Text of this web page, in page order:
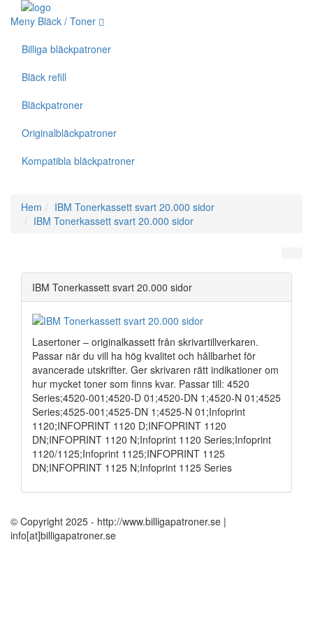
Meny Bläck / Toner
Billiga bläckpatroner
Bläck refill
Bläckpatroner
Originalbläckpatroner
Kompatibla bläckpatroner
Hem
IBM Tonerkassett svart 20.000 sidor
IBM Tonerkassett svart 20.000 sidor
IBM Tonerkassett svart 20.000 sidor
Lasertoner – originalkassett från skrivartillverkaren.
Passar när du vill ha hög kvalitet och hållbarhet för
avancerade utskrifter. Ger skrivaren rätt indikationer om
hur mycket toner som finns kvar. Passar till: 4520
Series;4520-001;4520-D 01;4520-DN 1;4520-N 01;4525
Series;4525-001;4525-DN 1;4525-N 01;Infoprint
1120;INFOPRINT 1120 D;INFOPRINT 1120
DN;INFOPRINT 1120 N;Infoprint 1120 Series;Infoprint
1120/1125;Infoprint 1125;INFOPRINT 1125
DN;INFOPRINT 1125 N;Infoprint 1125 Series
© Copyright 2025 - http://www.billigapatroner.se |
info[at]billigapatroner.se